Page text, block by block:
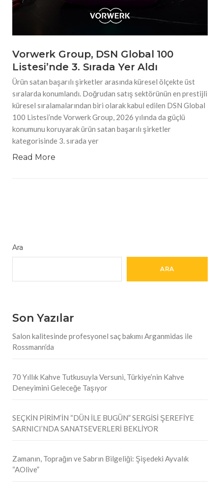
Vorwerk Group, DSN Global 100
Listesi’nde 3. Sırada Yer Aldı
Ürün satan başarılı şirketler arasında küresel ölçekte üst
sıralarda konumlandı. Doğrudan satış sektörünün en prestijli
küresel sıralamalarından biri olarak kabul edilen DSN Global
100 Listesi’nde Vorwerk Group, 2026 yılında da güçlü
konumunu koruyarak ürün satan başarılı şirketler
kategorisinde 3. sırada yer
Read More
Ara
ARA
Son Yazılar
Salon kalitesinde profesyonel saç bakımı Arganmidas ile
Rossmann’da
70 Yıllık Kahve Tutkusuyla Versuni, Türkiye’nin Kahve
Deneyimini Geleceğe Taşıyor
SEÇKİN PİRİM’İN “DÜN İLE BUGÜN” SERGİSİ ŞEREFİYE
SARNICI’NDA SANATSEVERLERİ BEKLİYOR
Zamanın, Toprağın ve Sabrın Bilgeliği: Şişedeki Ayvalık
“AOlive”